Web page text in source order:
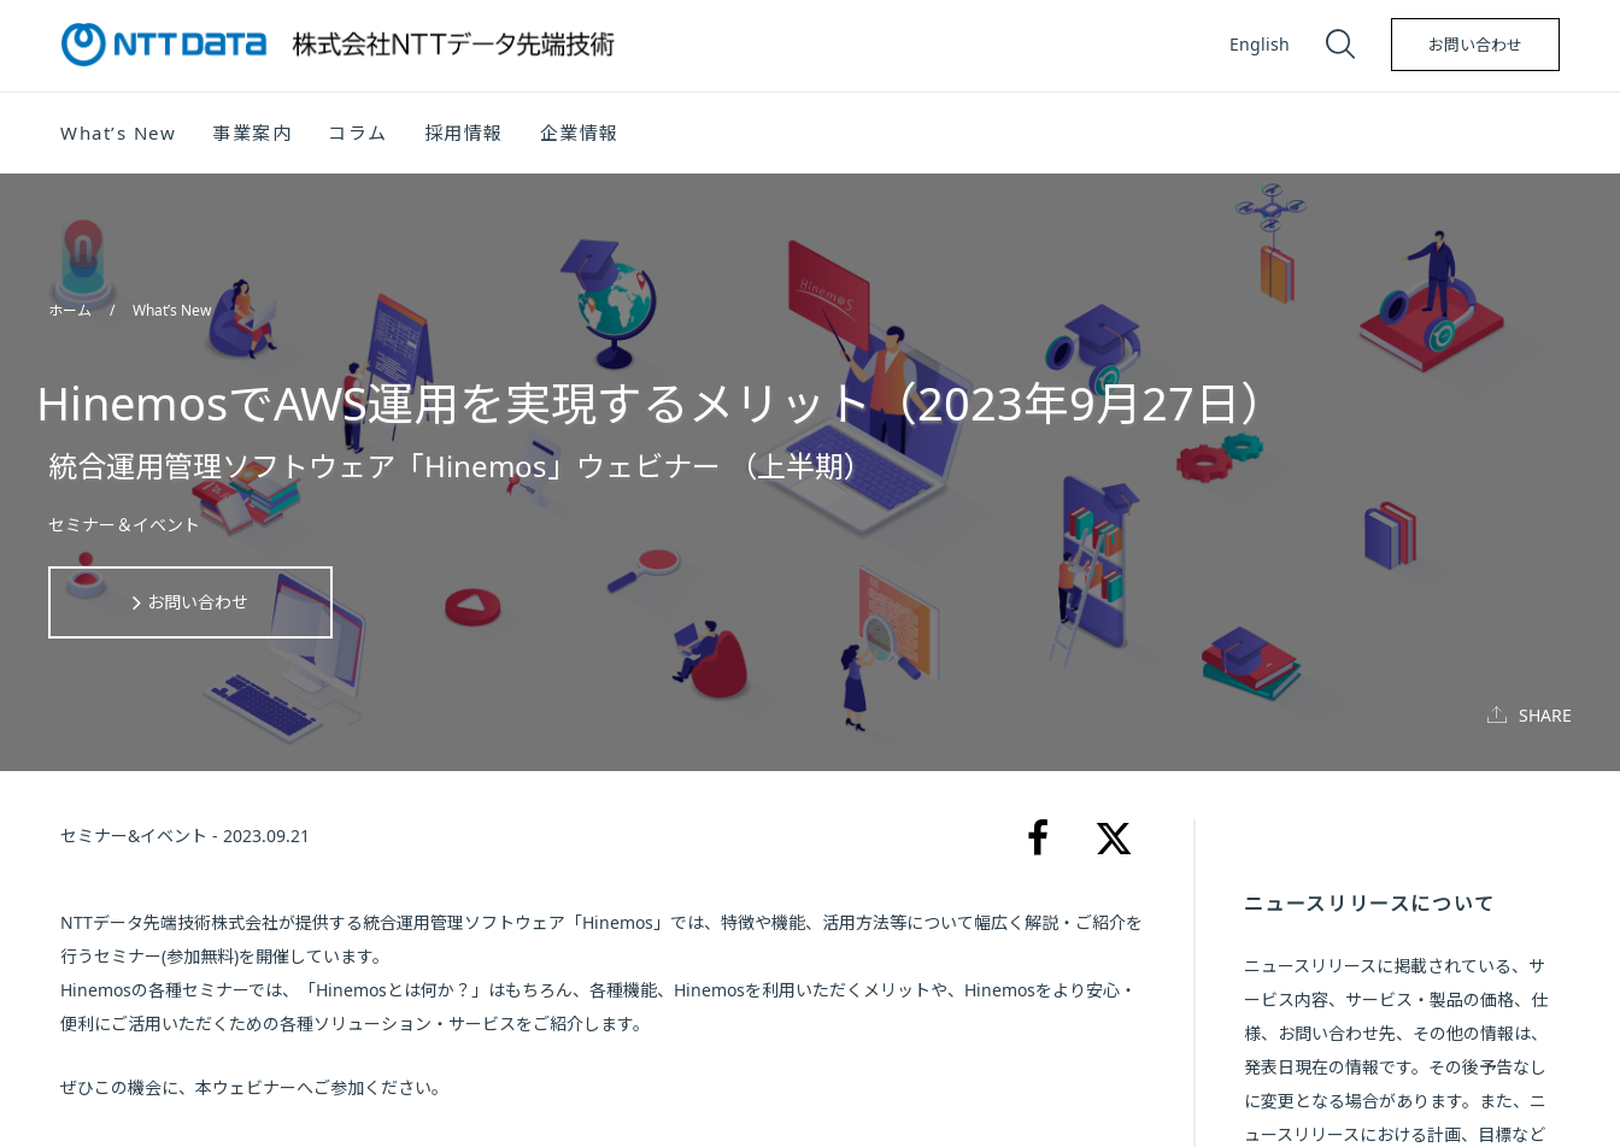
What’s New 事業案内 コラム 採用情報 企業情報
English お問い合わせ
ホーム What’s New
HinemosでAWS運用を実現するメリット（2023年9月27日）
統合運用管理ソフトウェア「Hinemos」ウェビナー （上半期）
セミナー＆イベント
お問い合わせ
SHARE
セミナー&イベント - 2023.09.21
NTTデータ先端技術株式会社が提供する統合運用管理ソフトウェア「Hinemos」では、特徴や機能、活用方法等について幅広く解説・ご紹介を
行うセミナー(参加無料)を開催しています。
Hinemosの各種セミナーでは、「Hinemosとは何か？」はもちろん、各種機能、Hinemosを利用いただくメリットや、Hinemosをより安心・
便利にご活用いただくための各種ソリューション・サービスをご紹介します。
ぜひこの機会に、本ウェビナーへご参加ください。
ニュースリリースについて
ニュースリリースに掲載されている、サ
ービス内容、サービス・製品の価格、仕
様、お問い合わせ先、その他の情報は、
発表日現在の情報です。その後予告なし
に変更となる場合があります。また、ニ
ュースリリースにおける計画、目標など